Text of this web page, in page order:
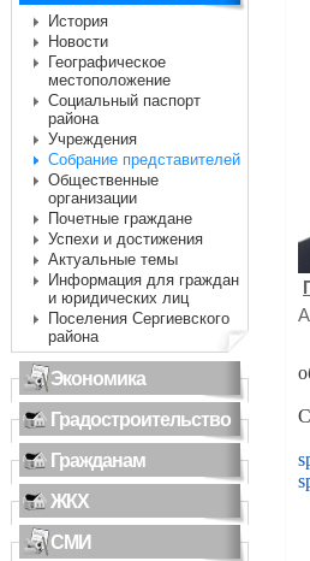
История
Новости
Географическое
местоположение
Социальный паспорт
района
Учреждения
Собрание представителей
Общественные
организации
Почетные граждане
Успехи и достижения
Актуальные темы
Информация для граждан
и юридических лиц
Поселения Сергиевского
района
Экономика
Градостроительство
Гражданам
ЖКХ
СМИ